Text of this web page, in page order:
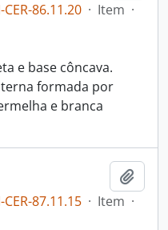
CER-86.11.20 · Item ·
e base côncava.
formada por
e branca
CER-87.11.15 · Item ·